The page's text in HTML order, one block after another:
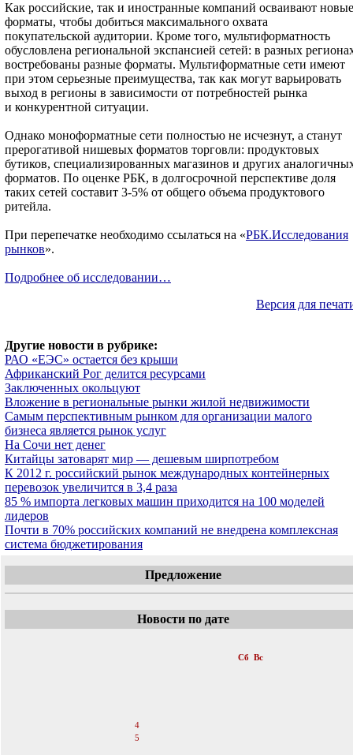
Как российские, так и иностранные компаний осваивают новые
форматы, чтобы добиться максимального охвата
покупательской аудитории. Кроме того, мультиформатность
обусловлена региональной экспансией сетей: в разных
востребованы разные форматы. Мультиформатные сети имеют
при этом серьезные преимущества, так как могут варьировать
выход в регионы в зависимости от потребностей рынка
и конкурентной ситуации.
Однако моноформатные сети полностью не исчезнут, а станут
прерогативой нишевых форматов торговли: продуктовых
бутиков, специализированных магазинов и других
форматов. По оценке РБК, в долгосрочной перспективе доля
таких сетей составит 3-5% от общего объема продуктового
ритейла.
При перепечатке необходимо ссылаться на «РБК.Исследования
рынков».
Подробнее об исследовании…
Версия для
Другие новости в рубрике:
РАО «ЕЭС» остается без крыши
Африканский Рог делится ресурсами
Заключенных окольцуют
Вложение в региональные рынки жилой недвижимости
Самым перспективным рынком для организации малого
бизнеса является рынок услуг
На Сочи нет денег
Китайцы затоварят мир — дешевым ширпотребом
К 2012 г. российский рынок международных контейнерных
перевозок увеличится в 3,4 раза
85 % импорта легковых машин приходится на 100 моделей
лидеров
Почти в 70% российских компаний не внедрена комплексная
система бюджетирования
Предложение
Новости по дате
Сб Вс
4
5